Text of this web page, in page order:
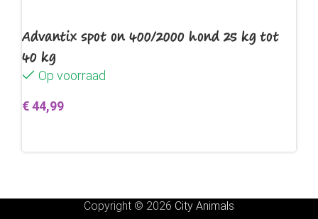
Advantix spot on 400/2000 hond 25 kg tot
40 kg
Op voorraad
€44,99
Copyright © 2026 City Animals